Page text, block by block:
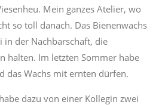
Mein ganzes Atelier, wo
so toll danach. Das Bienenwachs
in der Nachbarschaft, die
halten. Im letzten Sommer habe
das Wachs mit ernten dürfen.
dazu von einer Kollegin zwei